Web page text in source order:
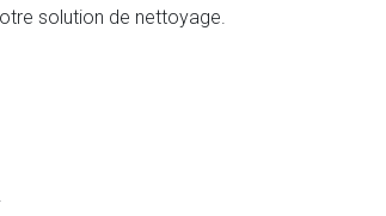
solution de nettoyage.